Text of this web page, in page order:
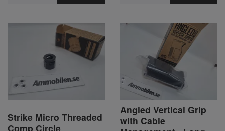
Strike Micro Threaded
Comp Circle
Angled Vertical Grip
with Cable